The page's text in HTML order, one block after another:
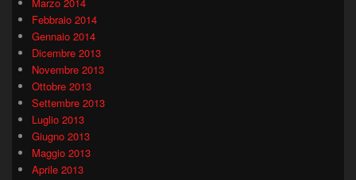
Marzo 2014
Febbraio 2014
Gennaio 2014
Dicembre 2013
Novembre 2013
Ottobre 2013
Settembre 2013
Luglio 2013
Giugno 2013
Maggio 2013
Aprile 2013